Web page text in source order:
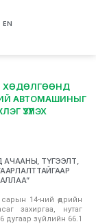
EN
ХӨДӨЛГӨӨНД
АВТОМАШИНЫГ
ҮЗҮҮЛЭХ
АЧААНЫ, ТҮГЭЭЛТ,
14-ний өдрийн
захиргаа, нутаг
дугаар зүйлийн 66.1